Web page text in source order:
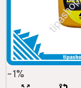
-1%